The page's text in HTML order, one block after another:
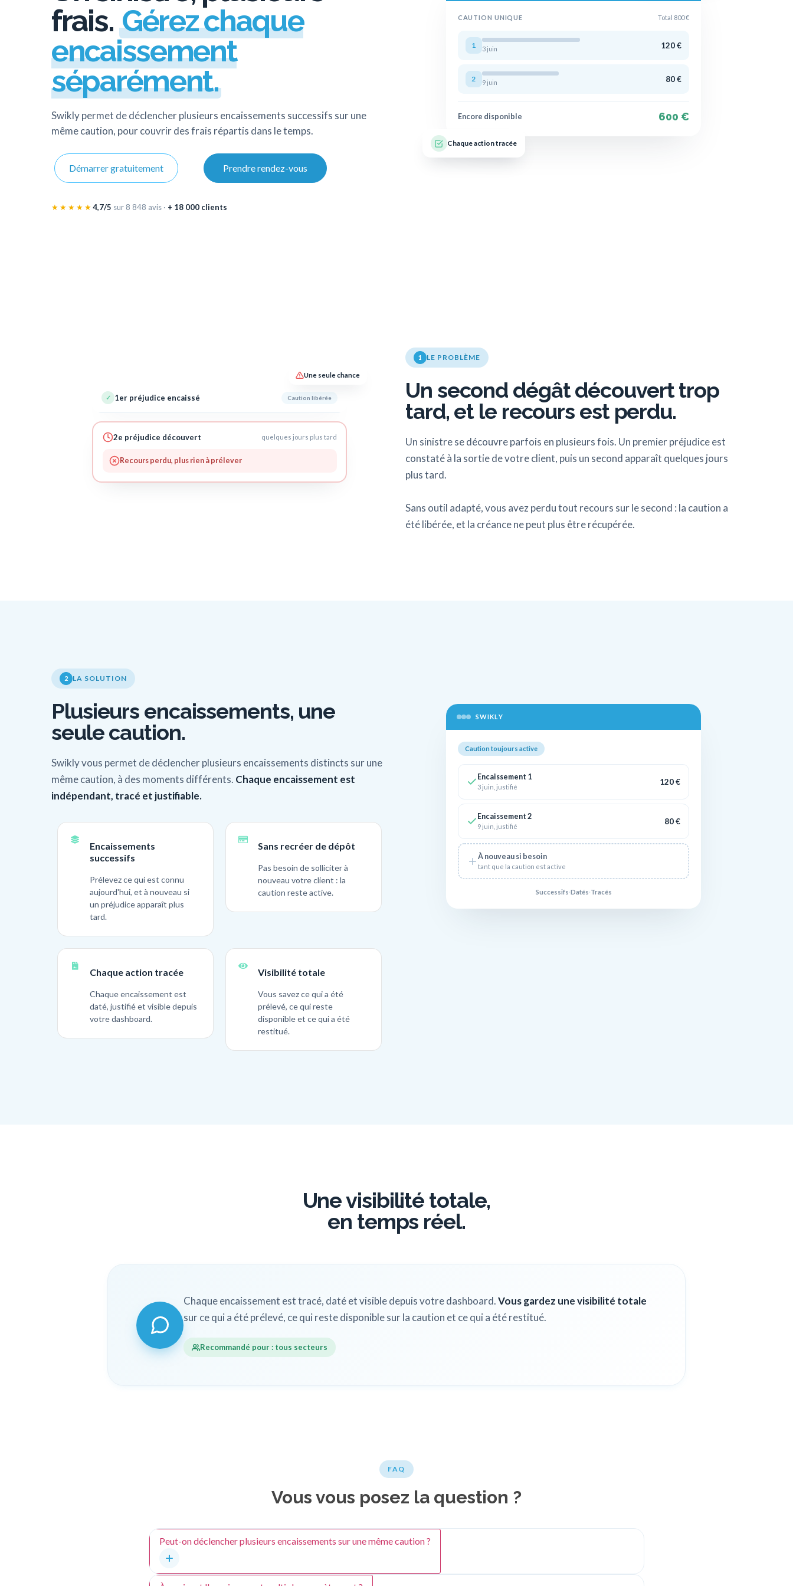
frais. Gérez chaque
encaissement
séparément.
Swikly permet de déclencher plusieurs encaissements successifs sur une
même caution, pour couvrir des frais répartis dans le temps.
Démarrer gratuitement Prendre rendez-vous
★★★★★4,7/5 sur 8 848 avis · + 18 000 clients
CAUTION UNIQUE Total 800 €
1 3 juin 120 €
2 9 juin 80 €
Encore disponible 600 €
Chaque action tracée
✓ 1er préjudice encaissé Caution libérée
2e préjudice découvert quelques jours plus tard
Recours perdu, plus rien à prélever
Une seule chance
1 LE PROBLÈME
Un second dégât découvert trop
tard, et le recours est perdu.
Un sinistre se découvre parfois en plusieurs fois. Un premier préjudice est
constaté à la sortie de votre client, puis un second apparaît quelques jours
plus tard.
Sans outil adapté, vous avez perdu tout recours sur le second : la caution a
été libérée, et la créance ne peut plus être récupérée.
2 LA SOLUTION
Plusieurs encaissements, une
seule caution.
Swikly vous permet de déclencher plusieurs encaissements distincts sur une
même caution, à des moments différents. Chaque encaissement est
indépendant, tracé et justifiable.
Encaissements
successifs
Prélevez ce qui est connu
aujourd'hui, et à nouveau si
un préjudice apparaît plus
tard.
Sans recréer de dépôt
Pas besoin de solliciter à
nouveau votre client : la
caution reste active.
Chaque action tracée
Chaque encaissement est
daté, justifié et visible depuis
votre dashboard.
Visibilité totale
Vous savez ce qui a été
prélevé, ce qui reste
disponible et ce qui a été
restitué.
SWIKLY
Caution toujours active
Encaissement 1
3 juin, justifié
120 €
Encaissement 2
9 juin, justifié
80 €
À nouveau si besoin
tant que la caution est active
Successifs·Datés·Tracés
Une visibilité totale,
en temps réel.
Chaque encaissement est tracé, daté et visible depuis votre dashboard.Vous gardez une visibilité totale
sur ce qui a été prélevé, ce qui reste disponible sur la caution et ce qui a été restitué.
Recommandé pour : tous secteurs
FAQ
Vous vous posez la question ?
Peut-on déclencher plusieurs encaissements sur une même caution ?